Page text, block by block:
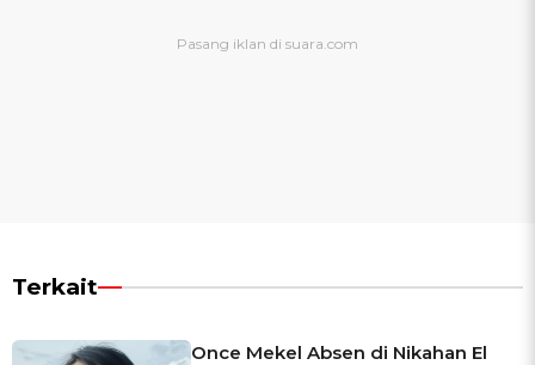
Terkait
Once Mekel Absen di Nikahan El